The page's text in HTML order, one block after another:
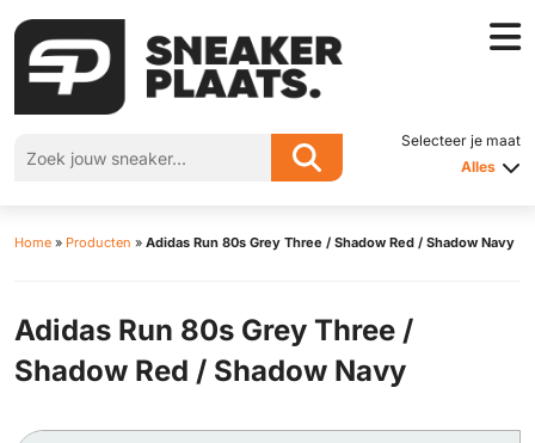
Selecteer je maat
Alles
Home » Producten » Adidas Run 80s Grey Three / Shadow Red / Shadow Navy
Adidas Run 80s Grey Three /
Shadow Red / Shadow Navy